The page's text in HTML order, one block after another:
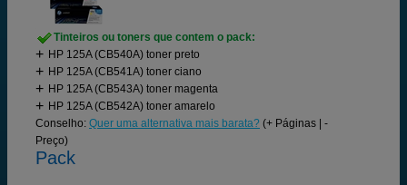
Tinteiros ou toners que contem o pack:
HP 125A (CB540A) toner preto
HP 125A (CB541A) toner ciano
HP 125A (CB543A) toner magenta
HP 125A (CB542A) toner amarelo
Conselho: Quer uma alternativa mais barata? (+ Páginas | -
Preço)
Pack